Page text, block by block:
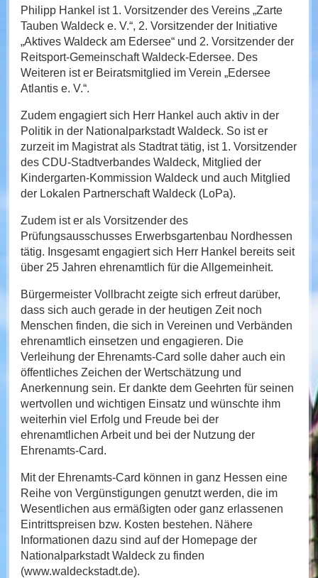
Philipp Hankel ist 1. Vorsitzender des Vereins „Zarte
Tauben Waldeck e. V.“, 2. Vorsitzender der Initiative
„Aktives Waldeck am Edersee“ und 2. Vorsitzender der
Reitsport-Gemeinschaft Waldeck-Edersee. Des
Weiteren ist er Beiratsmitglied im Verein „Edersee
Atlantis e. V.“.
Zudem engagiert sich Herr Hankel auch aktiv in der
Politik in der Nationalparkstadt Waldeck. So ist er
zurzeit im Magistrat als Stadtrat tätig, ist 1. Vorsitzender
des CDU-Stadtverbandes Waldeck, Mitglied der
Kindergarten-Kommission Waldeck und auch Mitglied
der Lokalen Partnerschaft Waldeck (LoPa).
Zudem ist er als Vorsitzender des
Prüfungsausschusses Erwerbsgartenbau Nordhessen
tätig. Insgesamt engagiert sich Herr Hankel bereits seit
über 25 Jahren ehrenamtlich für die Allgemeinheit.
Bürgermeister Vollbracht zeigte sich erfreut darüber,
dass sich auch gerade in der heutigen Zeit noch
Menschen finden, die sich in Vereinen und Verbänden
ehrenamtlich einsetzen und engagieren. Die
Verleihung der Ehrenamts-Card solle daher auch ein
öffentliches Zeichen der Wertschätzung und
Anerkennung sein. Er dankte dem Geehrten für seinen
wertvollen und wichtigen Einsatz und wünschte ihm
weiterhin viel Erfolg und Freude bei der
ehrenamtlichen Arbeit und bei der Nutzung der
Ehrenamts-Card.
Mit der Ehrenamts-Card können in ganz Hessen eine
Reihe von Vergünstigungen genutzt werden, die im
Wesentlichen aus ermäßigten oder ganz erlassenen
Eintrittspreisen bzw. Kosten bestehen. Nähere
Informationen dazu sind auf der Homepage der
Nationalparkstadt Waldeck zu finden
(www.waldeckstadt.de).